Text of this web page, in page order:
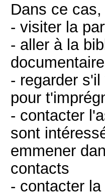
Dans ce
- visiter la
- aller à la
- regarder
pour
- contacter
sont
emmener
contacts
- contacter